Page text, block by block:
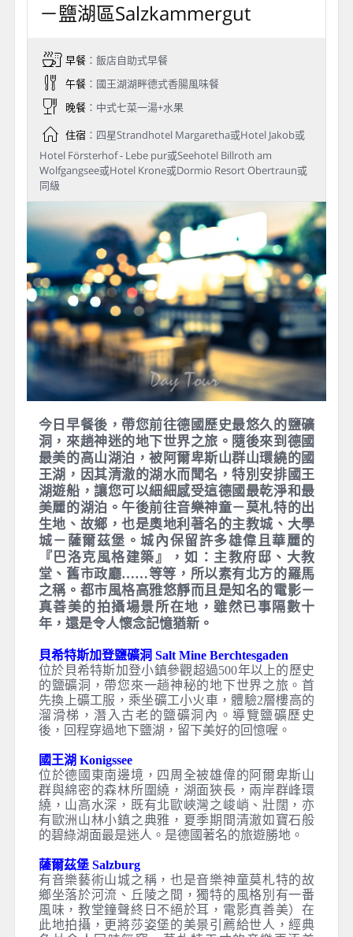
Day 3
鹽湖區Salzkammergut－貝希特
斯加登Berchtesgaden【德國】
－國王湖Königssee－薩爾茲堡
－鹽湖區Salzkammergut
早餐：飯店自助式早餐
午餐：國王湖湖畔德式香腸風味餐
晚餐：中式七菜一湯+水果
住宿：四星Strandhotel Margaretha或Hotel Jakob或
Hotel Försterhof - Lebe pur或Seehotel Billroth am
Wolfgangsee或Hotel Krone或Dormio Resort Obertraun或
同級
今日早餐後，帶您前往德國歷史最悠久的鹽礦
最美的高山湖泊，被阿爾卑斯山群山環繞的國
王湖，因其清澈的湖水而聞名，特別安排國王
湖遊船，讓您可以細細感受這德國最乾淨和最
美麗的湖泊。午後前往音樂神童－莫札特的出
生地、故鄉，也是奧地利著名的主教城、大學
城－薩爾茲堡。城內保留許多雄偉且華麗的
『巴洛克風格建築』，如：主教府邸、大教
堂、舊市政廳……等等，所以素有北方的羅馬
之稱。都市風格高雅悠靜而且是知名的電影－
真善美的拍攝場景所在地，雖然已事隔數十
年，還是令人懷念記憶猶新。
貝希特斯加登鹽礦洞 Salt Mine Berchtesgaden
位於貝希特斯加登小鎮參觀超過500年以上的歷史
的鹽礦洞，帶您來一趟神秘的地下世界之旅。首
先換上礦工服，乘坐礦工小火車，體驗2層樓高的
溜滑梯，潛入古老的鹽礦洞內。導覽鹽礦歷史
後，回程穿過地下鹽湖，留下美好的回憶喔。